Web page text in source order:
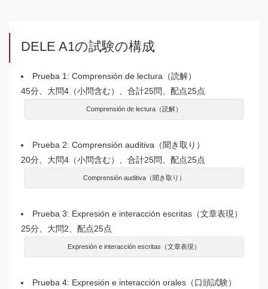
DELE A1の試験の構成
Prueba 1: Comprensión de lectura（読解）
45分、大問4（小問含む）、合計25問、配点25点
Comprensión de lectura（読解）
Prueba 2: Comprensión auditiva（聞き取り）
20分、大問4（小問含む）、合計25問、配点25点
Comprensión auditiva（聞き取り）
Prueba 3: Expresión e interacción escritas（文章表現）
25分、大問2、配点25点
Expresión e interacción escritas（文章表現）
Prueba 4: Expresión e interacción orales（口頭試験）